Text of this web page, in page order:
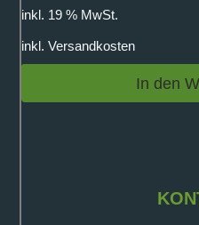
inkl. 19 % MwSt.
inkl. Versandkosten
In den